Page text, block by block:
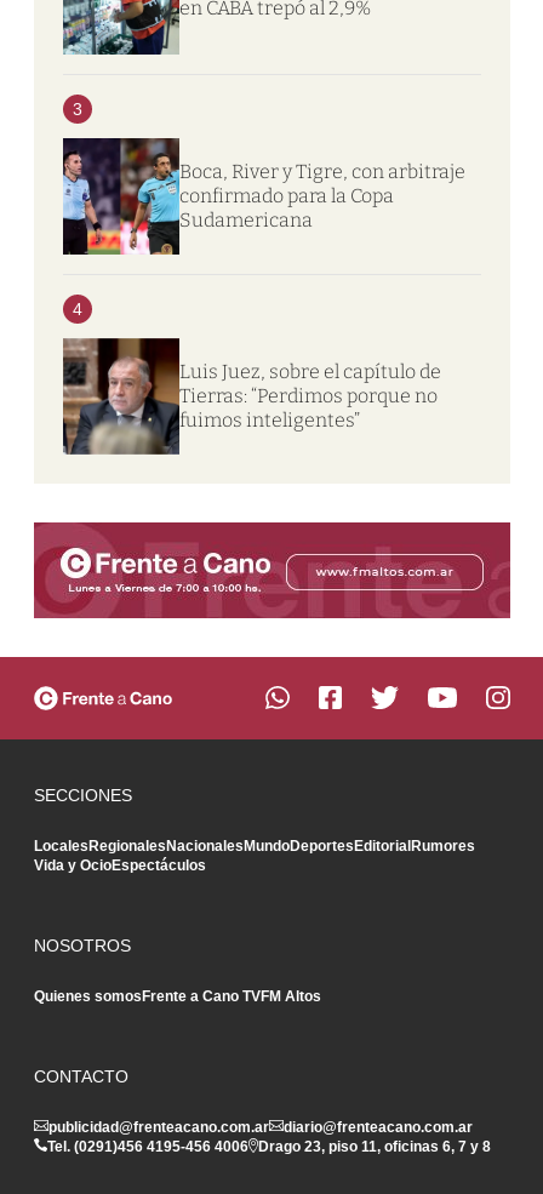
en CABA trepó al 2,9%
3
Boca, River y Tigre, con arbitraje
confirmado para la Copa
Sudamericana
4
Luis Juez, sobre el capítulo de
Tierras: “Perdimos porque no
fuimos inteligentes”
SECCIONES
LocalesRegionalesNacionalesMundoDeportesEditorialRumores
Vida y OcioEspectáculos
NOSOTROS
Quienes somosFrente a Cano TVFM Altos
CONTACTO
publicidad@frenteacano.com.ar
diario@frenteacano.com.ar
Tel. (0291)456 4195-456 4006 Drago 23, piso 11, oficinas 6, 7 y 8